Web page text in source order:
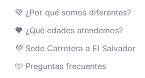
💚 ¿Por qué somos diferentes?
🧡 ¿Qué edades atendemos?
💜 Sede Carretera a El Salvador
🩵 Preguntas frecuentes